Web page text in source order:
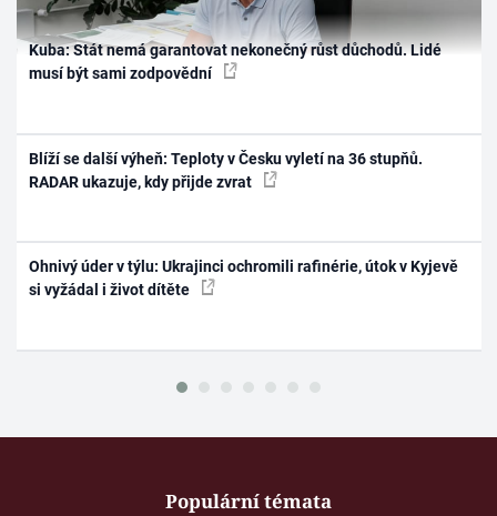
Kuba: Stát nemá garantovat nekonečný růst důchodů. Lidé
musí být sami zodpovědní
Blíží se další výheň: Teploty v Česku vyletí na 36 stupňů.
RADAR ukazuje, kdy přijde zvrat
Ohnivý úder v týlu: Ukrajinci ochromili rafinérie, útok v Kyjevě
si vyžádal i život dítěte
Populární témata